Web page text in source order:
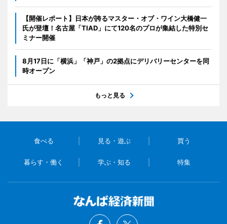
【開催レポート】日本が誇るマスター・オブ・ワイン大橋健一
氏が登壇！名古屋「TIAD」にて120名のプロが集結した特別セ
ミナー開催
8月17日に「横浜」「神戸」の2拠点にデリバリーセンターを同
時オープン
もっと見る
食べる 見る・遊ぶ 買う
暮らす・働く 学ぶ・知る 特集